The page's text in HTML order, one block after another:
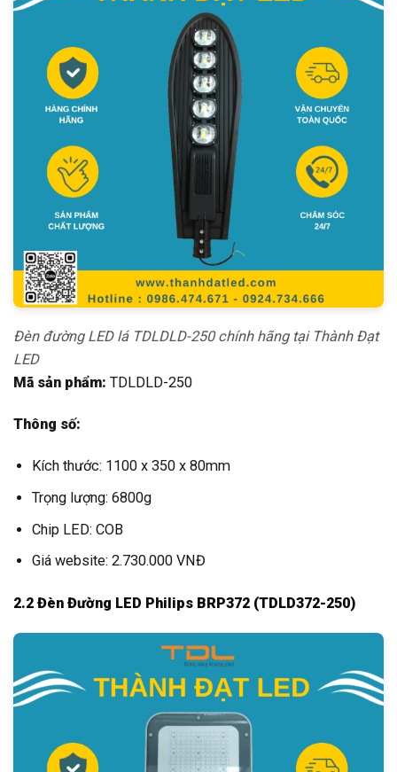
Đèn đường LED lá TDLDLD-250 chính hãng tại Thành Đạt
LED
Mã sản phẩm: TDLDLD-250
Thông số:
Kích thước: 1100 x 350 x 80mm
Trọng lượng: 6800g
Chip LED: COB
Giá website: 2.730.000 VNĐ
2.2 Đèn Đường LED Philips BRP372 (TDLD372-250)